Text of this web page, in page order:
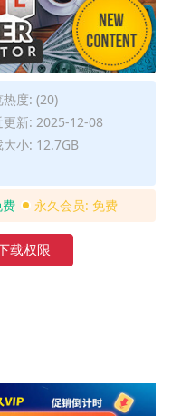
热度: (20)
更新: 2025-12-08
大小: 12.7GB
永久会员: 免费
载权限